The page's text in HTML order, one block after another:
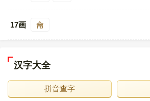
17画 龠
汉字大全
拼音查字